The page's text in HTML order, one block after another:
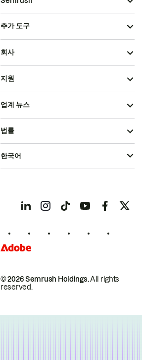
추가 도구
회사
지원
업계 뉴스
© 2026 Semrush Holdings.All rights
reserved.
법률
한국어